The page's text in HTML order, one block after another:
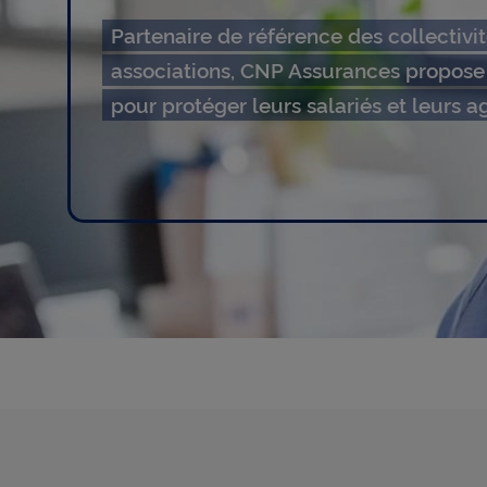
s
o
c
i
Partenaire de référence des
associations, CNP Assurances
pour protéger leurs salariés et leurs